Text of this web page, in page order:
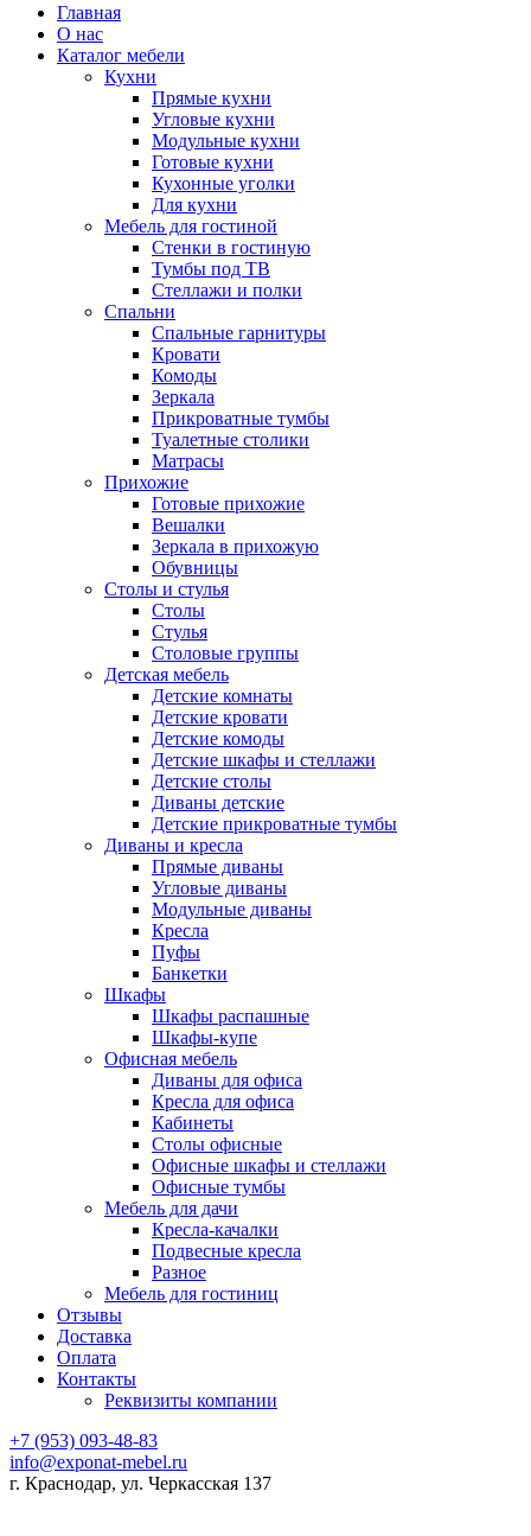
Главная
О нас
Каталог мебели
Кухни
Прямые кухни
Угловые кухни
Модульные кухни
Готовые кухни
Кухонные уголки
Для кухни
Мебель для гостиной
Стенки в гостиную
Тумбы под ТВ
Стеллажи и полки
Спальни
Спальные гарнитуры
Кровати
Комоды
Зеркала
Прикроватные тумбы
Туалетные столики
Матрасы
Прихожие
Готовые прихожие
Вешалки
Зеркала в прихожую
Обувницы
Столы и стулья
Столы
Стулья
Столовые группы
Детская мебель
Детские комнаты
Детские кровати
Детские комоды
Детские шкафы и стеллажи
Детские столы
Диваны детские
Детские прикроватные тумбы
Диваны и кресла
Прямые диваны
Угловые диваны
Модульные диваны
Кресла
Пуфы
Банкетки
Шкафы
Шкафы распашные
Шкафы-купе
Офисная мебель
Диваны для офиса
Кресла для офиса
Кабинеты
Столы офисные
Офисные шкафы и стеллажи
Офисные тумбы
Мебель для дачи
Кресла-качалки
Подвесные кресла
Разное
Мебель для гостиниц
Отзывы
Доставка
Оплата
Контакты
Реквизиты компании
+7 (953) 093-48-83
info@exponat-mebel.ru
г. Краснодар, ул. Черкасская 137